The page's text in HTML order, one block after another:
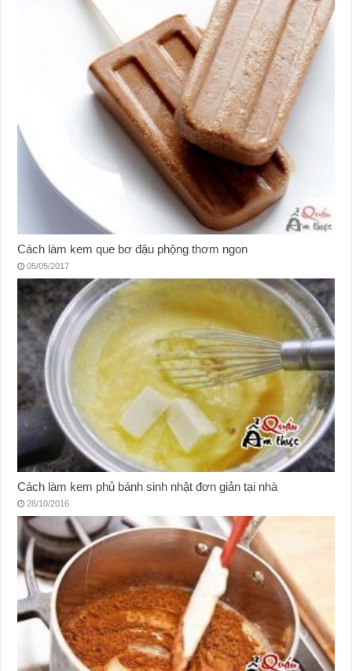
Cách làm kem que bơ đậu phộng thơm ngon
05/05/2017
Cách làm kem phủ bánh sinh nhật đơn giản tại nhà
28/10/2016